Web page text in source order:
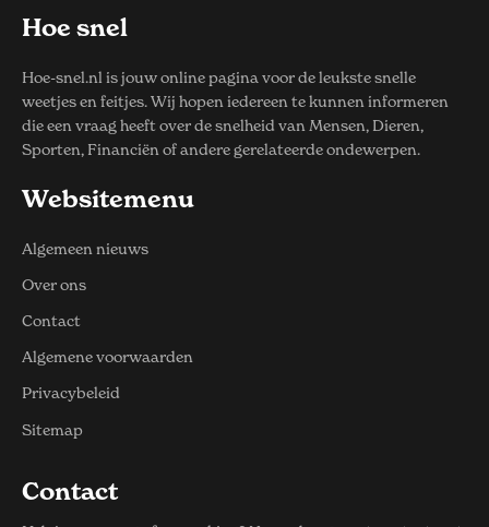
Hoe snel
Hoe-snel.nl is jouw online pagina voor de leukste snelle
weetjes en feitjes. Wij hopen iedereen te kunnen informeren
die een vraag heeft over de snelheid van Mensen, Dieren,
Sporten, Financiën of andere gerelateerde ondewerpen.
Websitemenu
Algemeen nieuws
Over ons
Contact
Algemene voorwaarden
Privacybeleid
Sitemap
Contact